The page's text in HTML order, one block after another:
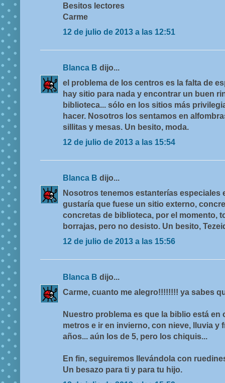
Besitos lectores
Carme
12 de julio de 2013 a las 12:51
Blanca B dijo...
el problema de los centros es la falta de
hay sitio para nada y encontrar un buen
biblioteca... sólo en los sitios más
hacer. Nosotros los sentamos en
sillitas y mesas. Un besito, moda.
12 de julio de 2013 a las 15:54
Blanca B dijo...
Nosotros tenemos estanterías especiales
gustaría que fuese un sitio externo,
concretas de biblioteca, por el momento,
borrajas, pero no desisto. Un besito,
12 de julio de 2013 a las 15:56
Blanca B dijo...
Carme, cuanto me alegro!!!!!!!! ya sabes
Nuestro problema es que la biblio está en
metros e ir en invierno, con nieve, lluvia y
años... aún los de 5, pero los chiquis...
En fin, seguiremos llevándola con
Un besazo para ti y para tu hijo.